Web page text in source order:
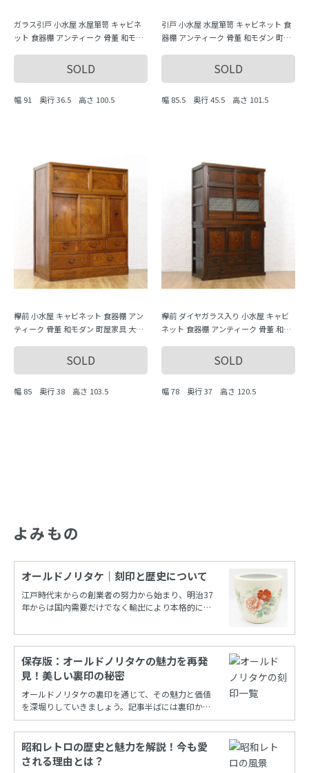
ガラス引戸 小水屋 水屋箪笥 キャビネ
ット 食器棚 アンティーク 骨董 和モダ
SOLD
幅 91 奥行 36.5 高さ 100.5
引戸 小水屋 水屋箪笥 キャビネット 食
器棚 アンティーク 骨董 和モダン 町屋
SOLD
幅 85.5 奥行 45.5 高さ 101.5
欅前 小水屋 キャビネット 食器棚 アン
ティーク 骨董 和モダン 町屋家具 大正
SOLD
幅 85 奥行 38 高さ 103.5
欅前 ダイヤガラス入り 小水屋 キャビ
ネット 食器棚 アンティーク 骨董 和モ
SOLD
幅 78 奥行 37 高さ 120.5
よみもの
オールドノリタケ｜刻印と歴史について
江戸時代末からの創業者の努力から始まり、明治37
年からは国内需要だけでなく輸出により本格的に栄
保存版：オールドノリタケの魅力を再発
見！美しい裏印の秘密
オールドノリタケの裏印を通じて、その魅力と価値
を深堀りしていきましょう。記事半ばには裏印から
年代を調べることができる保存版一覧もあります！
昭和レトロの歴史と魅力を解説！今も愛
される理由とは？